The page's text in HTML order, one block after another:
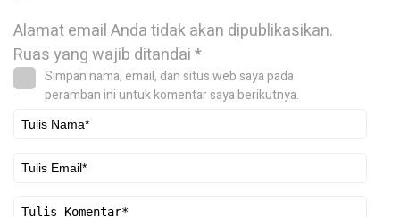
Alamat email Anda tidak akan dipublikasikan.
Ruas yang wajib ditandai*
Simpan nama, email, dan situs web saya pada
peramban ini untuk komentar saya berikutnya.